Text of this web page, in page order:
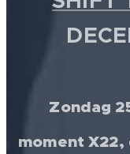
Zondag
moment